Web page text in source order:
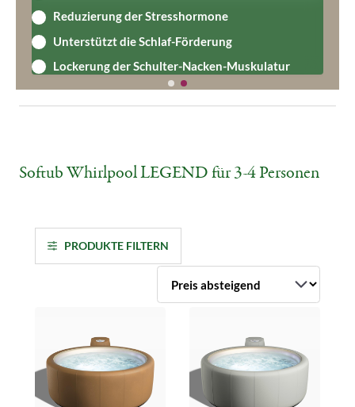
Reduzierung der Stresshormone
Unterstützt die Schlaf-Förderung
Lockerung der Schulter-Nacken-Muskulatur
Softub Whirlpool LEGEND für 3-4 Personen
PRODUKTE FILTERN